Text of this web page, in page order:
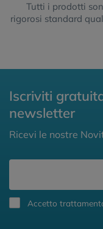
Tutti i prodotti
rigorosi standard
Iscriviti
newsletter
Ricevi le nostre
Accetto